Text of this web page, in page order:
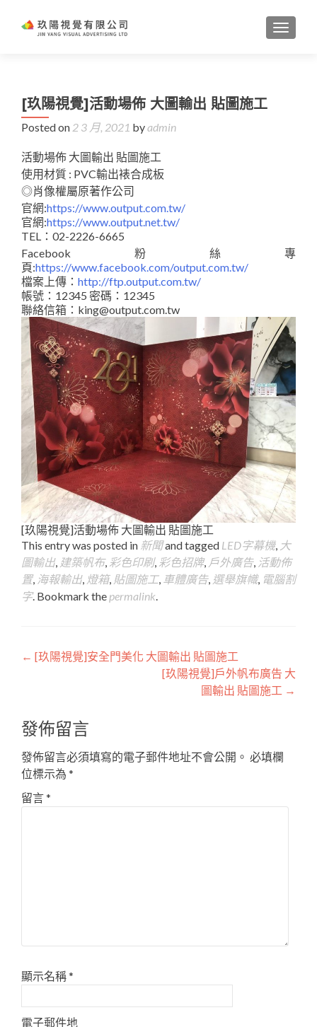
[玖陽視覺]活動場佈 大圖輸出 貼圖施工
Posted on 2 3 月, 2021 byadmin
活動場佈 大圖輸出 貼圖施工
使用材質 : PVC輸出裱合成板
◎肖像權屬原著作公司
官網:https://www.output.com.tw/
官網:https://www.output.net.tw/
TEL：02-2226-6665
Facebook粉絲專
頁:https://www.facebook.com/output.com.tw/
檔案上傳： http://ftp.output.com.tw/
帳號：12345 密碼：12345
聯絡信箱：king@output.com.tw
[玖陽視覺]活動場佈 大圖輸出 貼圖施工
This entry was posted in 新聞and tagged LED字幕機, 大
圖輸出, 建築帆布, 彩色印刷, 彩色招牌, 戶外廣告, 活動佈
置, 海報輸出, 燈箱, 貼圖施工, 車體廣告, 選舉旗幟, 電腦割
字. Bookmark the permalink.
Post
← [玖陽視覺]安全門美化 大圖輸出 貼圖施工
[玖陽視覺]戶外帆布廣告 大
圖輸出 貼圖施工 →
發佈留言
發佈留言必須填寫的電子郵件地址不會公開。 必填欄
位標示為 *
留言*
顯示名稱*
電子郵件地